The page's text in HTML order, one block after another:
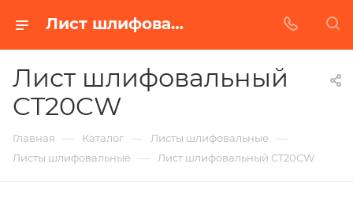
Лист шлифовальный CT20CW в Белгороде | Купить по недорогой цене от Абразивного Завода
Лист шлифовальный
CT20CW
Главная — Каталог — Листы шлифовальные —
Листы шлифовальные — Лист шлифовальный CT20CW